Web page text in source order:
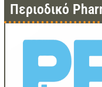
Περιοδικό